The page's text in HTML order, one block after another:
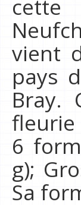
vient
pays
Bray.
fleurie
6
g);
Sa